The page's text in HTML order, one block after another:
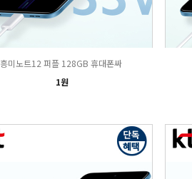
흥미노트12 퍼플 128GB 휴대폰싸
1원